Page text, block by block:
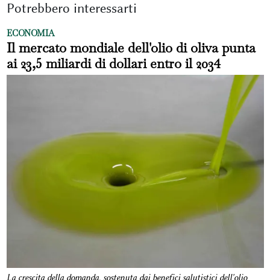
Potrebbero interessarti
ECONOMIA
Il mercato mondiale dell'olio di oliva punta
ai 23,5 miliardi di dollari entro il 2034